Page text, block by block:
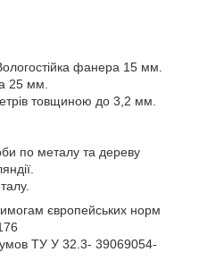
фанера 15 мм.
25 мм.
товщиною до 3,2 мм.
по металу та дереву
європейських норм
умов ТУ У 32.3- 39069054-